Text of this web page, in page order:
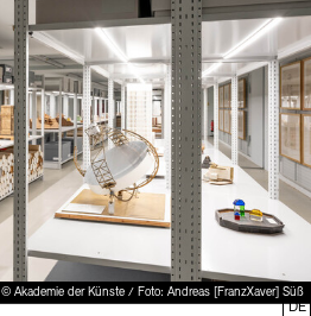
© Akademie der Künste / Foto: Andreas [FranzXaver] Süß
DE